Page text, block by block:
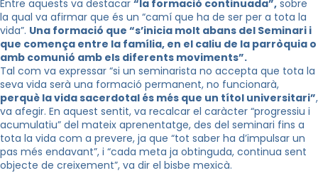
Entre aquests va destacar “la formació continuada”, sobre
la qual va afirmar que és un “camí que ha de ser per a tota la
vida”. Una formació que “s’inicia molt abans del Seminari i
que comença entre la família, en el caliu de la parròquia o
amb comunió amb els diferents moviments”.
Tal com va expressar “si un seminarista no accepta que tota la
seva vida serà una formació permanent, no funcionarà,
perquè la vida sacerdotal és més que un títol universitari”,
va afegir. En aquest sentit, va recalcar el caràcter “progressiu i
acumulatiu” del mateix aprenentatge, des del seminari fins a
tota la vida com a prevere, ja que “tot saber ha d’impulsar un
pas més endavant”, i “cada meta ja obtinguda, continua sent
objecte de creixement”, va dir el bisbe mexicà.